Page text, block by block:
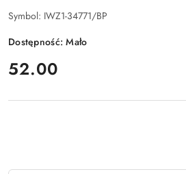
Symbol: IWZ1-34771/BP
Dostępność:Mało
cena:
52.00